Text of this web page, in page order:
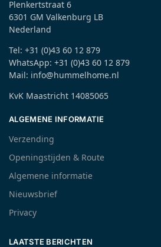
Plenkertstraat 6
6301 GM Valkenburg LB
Nederland
Tel: +31 (0)43 60 12 879
WhatsApp: +31 (0)43 60 12 879
Mail: info@hummelhome.nl
KvK Maastricht 14085065
ALGEMENE INFORMATIE
Verzending
Openingstijden & Route
Algemene informatie
Nieuwsbrief
Privacy
LAATSTE BERICHTEN